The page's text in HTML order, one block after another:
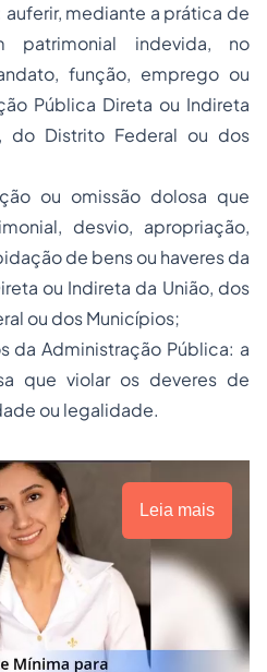
mediante a prática de
patrimonial indevida, no
função, emprego ou
Pública Direta ou Indireta
do Distrito Federal ou dos
ou omissão dolosa que
desvio, apropriação,
de bens ou haveres da
ou Indireta da União, dos
ou dos Municípios;
da Administração Pública: a
que violar os deveres de
ou legalidade.
Leia mais